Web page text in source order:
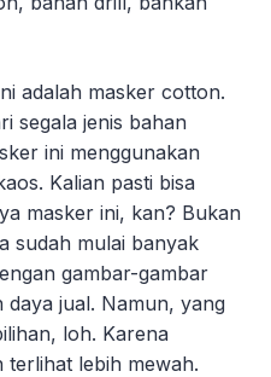
adalah masker cotton.
segala jenis bahan
ini menggunakan
Kalian pasti bisa
masker ini, kan? Bukan
sudah mulai banyak
gambar-gambar
daya jual. Namun, yang
loh. Karena
lebih mewah.